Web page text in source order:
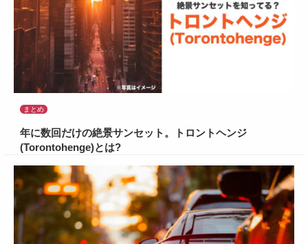
まとめ
年に数回だけの絶景サンセット。トロントヘンジ
(Torontohenge)とは?